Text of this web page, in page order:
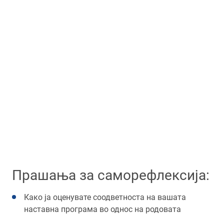
Прашања за саморефлексија:
Како ја оценувате соодветноста на вашата
наставна програма во однос на родовата